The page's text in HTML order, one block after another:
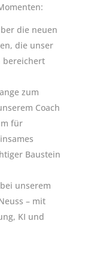
die neuen
die unser
bereichert
zum
Coach
für
Baustein
unserem
– mit
KI und